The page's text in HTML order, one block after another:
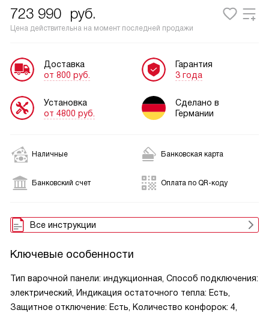
723 990 руб.
Цена действительна на момент последней продажи
Доставка
от 800 руб.
Установка
от 4800 руб.
Гарантия
3 года
Сделано в
Германии
Наличные Банковская карта
Банковский счет Оплата по QR-коду
Все инструкции
Ключевые особенности
Тип варочной панели: индукционная, Способ подключения:
электрический, Индикация остаточного тепла: Есть,
Защитное отключение: Есть, Количество конфорок: 4,